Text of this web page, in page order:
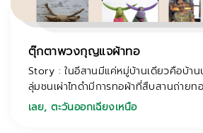
ตุ๊กตาพวงกุญแจผ้าทอ
Story : ในอีสานมีแค่หมู่บ้านเดียวคือบ้าน
ลุ่มชนเผ่าไทดำมีการทอผ้าที่สืบสานถ่ายท
เลย,ตะวันออกเฉียงเหนือ